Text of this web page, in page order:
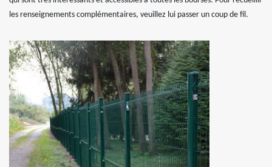
les renseignements complémentaires, veuillez lui passer un coup de fil.